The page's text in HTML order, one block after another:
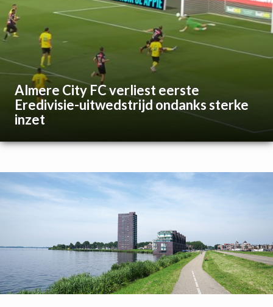
Almere City FC verliest eerste
Eredivisie-uitwedstrijd ondanks sterke
inzet